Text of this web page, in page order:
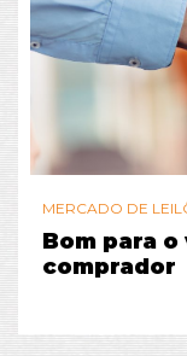
MERCADO DE
Bom para
comprador